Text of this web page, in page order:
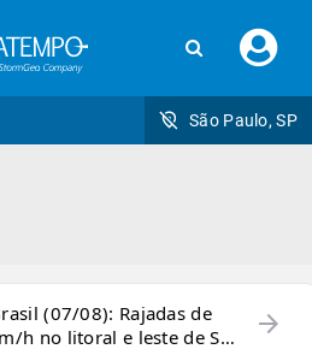
seu
São Paulo, SP
(07/08): Rajadas de
h no litoral e leste de SP
arrow_forward